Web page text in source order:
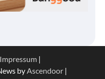
Impressum |
byAscendoor |